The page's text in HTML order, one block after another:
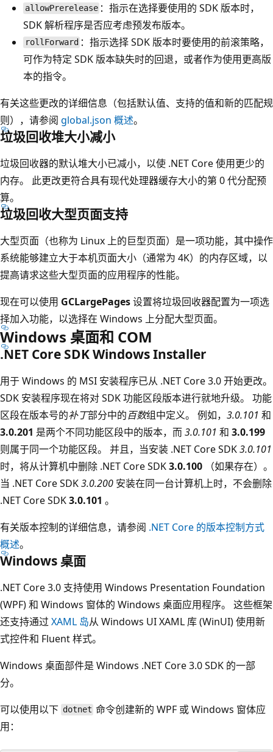
allowPrerelease ：指示在选择要使用的 SDK 版本时，
SDK 解析程序是否应考虑预发布版本。
rollForward ：指示选择 SDK 版本时要使用的前滚策略，
可作为特定 SDK 版本缺失时的回退，或者作为使用更高版
本的指令。
有关这些更改的详细信息（包括默认值、支持的值和新的匹配规
则），请参阅 global.json 概述。
垃圾回收堆大小减小
垃圾回收器的默认堆大小已减小，以使 .NET Core 使用更少的
内存。 此更改更符合具有现代处理器缓存大小的第 0 代分配预
算。
垃圾回收大型页面支持
大型页面（也称为 Linux 上的巨型页面）是一项功能，其中操作
系统能够建立大于本机页面大小（通常为 4K）的内存区域，以
提高请求这些大型页面的应用程序的性能。
现在可以使用 GCLargePages设置将垃圾回收器配置为一项选
择加入功能，以选择在 Windows 上分配大型页面。
Windows 桌面和 COM
.NET Core SDK Windows Installer
用于 Windows 的 MSI 安装程序已从 .NET Core 3.0 开始更改。
SDK 安装程序现在将对 SDK 功能区段版本进行就地升级。 功能
区段在版本号的补丁部分中的百数组中定义。 例如， 3.0.101 和
3.0.201 是两个不同功能区段中的版本，而3.0.101 和 3.0.199
则属于同一个功能区段。
并且，当安装 .NET Core SDK3.0.101
时，将从计算机中删除 .NET Core SDK3.0.100 （如果存在）。
当 .NET Core SDK3.0.200 安装在同一台计算机上时，不会删除
.NET Core SDK3.0.101 。
有关版本控制的详细信息，请参阅 .NET Core 的版本控制方式
概述。
Windows 桌面
.NET Core 3.0 支持使用 Windows Presentation Foundation
(WPF) 和 Windows 窗体的 Windows 桌面应用程序。 这些框架
还支持通过 XAML 岛从 Windows UI XAML 库 (WinUI) 使用新
式控件和 Fluent 样式。
Windows 桌面部件是 Windows .NET Core 3.0 SDK 的一部
分。
可以使用以下 dotnet 命令创建新的 WPF 或 Windows 窗体应
用：